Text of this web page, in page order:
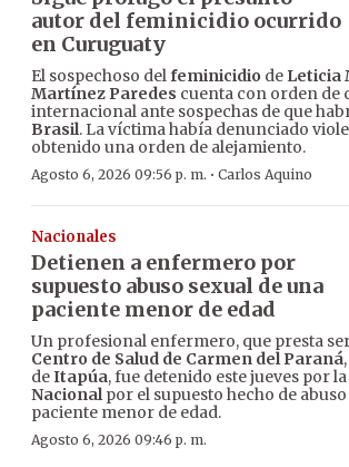
autor del feminicidio ocurrido
en Curuguaty
El sospechoso delfeminicidio de Leticia
Martínez Paredes cuenta con orden de
internacional ante sospechas de que
Brasil. La víctima había denunciado
obtenido una orden de alejamiento.
Agosto 6, 2026 09:56 p. m. · Carlos Aquino
Nacionales
Detienen a enfermero por
supuesto abuso sexual de una
paciente menor de edad
Un profesional enfermero, que presta
Centro de Salud de Carmen del Paraná
deItapúa, fue detenido este jueves por la
Nacionalpor el supuesto hecho de
paciente menor de edad.
Agosto 6, 2026 09:46 p. m.